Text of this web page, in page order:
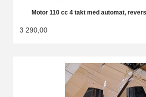
Motor 110 cc 4 takt med automat,
3 290,00